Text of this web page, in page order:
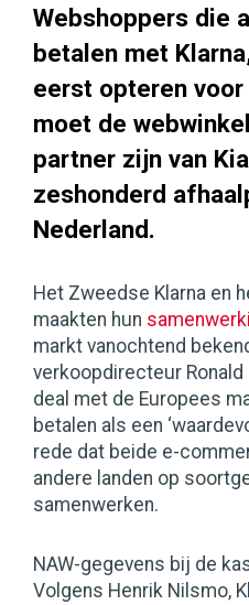
Webshoppers die
betalen met
eerst opteren
moet de
partner zijn van
zeshonderd
Nederland.
Het Zweedse Klarna en
maakten hun
markt vanochtend
verkoopdirecteur
deal met de Europees
betalen als een
rede dat beide e-
andere landen op
samenwerken.
NAW-gegevens bij de
Volgens Henrik Nilsmo,